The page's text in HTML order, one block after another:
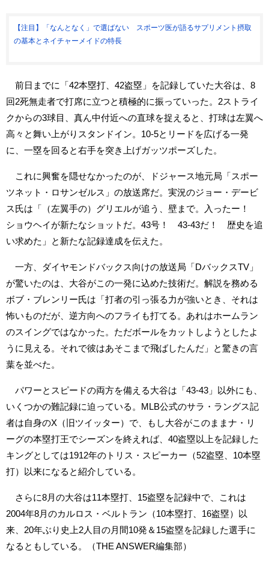
【注目】「なんとなく」で選ばない スポーツ医が語るサプリメント摂取
の基本とネイチャーメイドの特長
前日までに「42本塁打、42盗塁」を記録していた大谷は、8
回2死無走者で打席に立つと積極的に振っていった。2ストライ
クからの3球目、真ん中付近への直球を捉えると、打球は左翼へ
高々と舞い上がりスタンドイン。10-5とリードを広げる一発
に、一塁を回ると右手を突き上げガッツポーズした。
これに興奮を隠せなかったのが、ドジャース地元局「スポー
ツネット・ロサンゼルス」の放送席だ。実況のジョー・デービ
ス氏は「（左翼手の）グリエルが追う、壁まで。入ったー！
ショウヘイが新たなショットだ。43号！ 43-43だ！ 歴史を追
い求めた」と新たな記録達成を伝えた。
一方、ダイヤモンドバックス向けの放送局「DバックスTV」
が驚いたのは、大谷がこの一発に込めた技術だ。解説を務める
ボブ・ブレンリー氏は「打者の引っ張る力が強いとき、それは
怖いものだが、逆方向へのフライも打てる。あれはホームラン
のスイングではなかった。ただボールをカットしようとしたよ
うに見える。それで彼はあそこまで飛ばしたんだ」と驚きの言
葉を並べた。
パワーとスピードの両方を備える大谷は「43-43」以外にも、
いくつかの難記録に迫っている。MLB公式のサラ・ラングス記
者は自身のX（旧ツイッター）で、もし大谷がこのままナ・リ
ーグの本塁打王でシーズンを終えれば、40盗塁以上を記録した
キングとしては1912年のトリス・スピーカー（52盗塁、10本塁
打）以来になると紹介している。
さらに8月の大谷は11本塁打、15盗塁を記録中で、これは
2004年8月のカルロス・ベルトラン（10本塁打、16盗塁）以
来、20年ぶり史上2人目の月間10発＆15盗塁を記録した選手に
なるともしている。（THE ANSWER編集部）